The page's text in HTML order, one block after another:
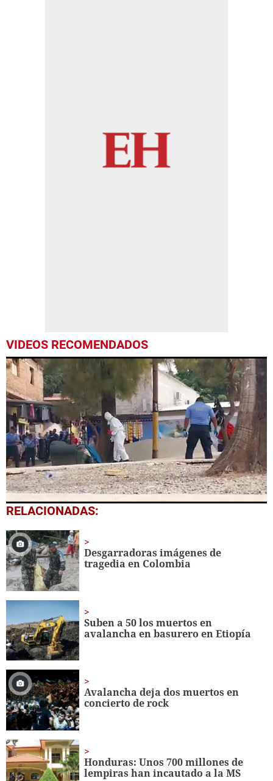
VIDEOS RECOMENDADOS
0
seconds
1
minute,
18
seconds
RELACIONADAS:
Desgarradoras imágenes de
tragedia en Colombia
Suben a 50 los muertos en
avalancha en basurero en Etiopía
Avalancha deja dos muertos en
concierto de rock
Honduras: Unos 700 millones de
lempiras han incautado a la MS